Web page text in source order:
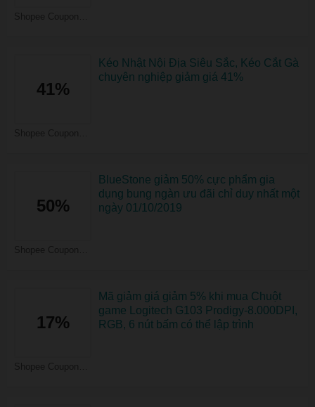
41%
Kéo Nhật Nội Địa Siêu Sắc, Kéo Cắt Gà
chuyên nghiệp giảm giá 41%
50%
BlueStone giảm 50% cực phẩm gia
dụng bung ngàn ưu đãi chỉ duy nhất một
ngày 01/10/2019
17%
Mã giảm giá giảm 5% khi mua Chuột
game Logitech G103 Prodigy-8.000DPI,
RGB, 6 nút bấm có thể lập trình